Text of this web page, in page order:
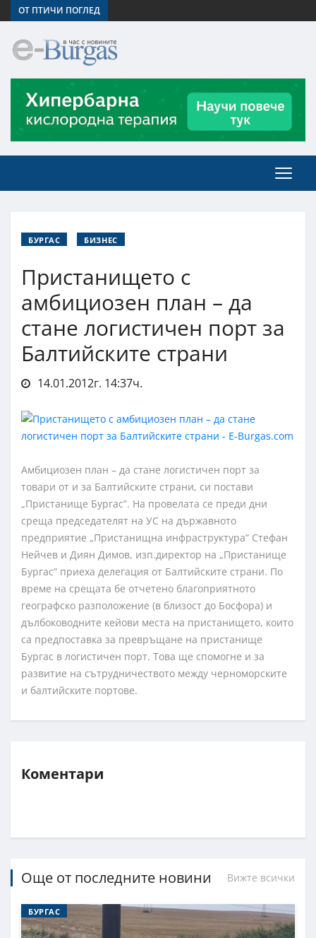
ОТ ПТИЧИ ПОГЛЕД
БУРГАС БИЗНЕС
Пристанището с
амбициозен план – да
стане логистичен порт за
Балтийските страни
14.01.2012г. 14:37ч.
Амбициозен план – да стане логистичен порт за
товари от и за Балтийските страни, си постави
„Пристанище Бургас”. На провелата се преди дни
среща председателят на УС на държавното
предприятие „Пристанищна инфраструктура” Стефан
Нейчев и Диян Димов, изп.директор на „Пристанище
Бургас” приеха делегация от Балтийските страни. По
време на срещата бе отчетено благоприятното
географско разположение (в близост до Босфора) и
дълбоководните кейови места на пристанището, които
са предпоставка за превръщане на пристанище
Бургас в логистичен порт. Това ще спомогне и за
развитие на сътрудничеството между черноморските
и балтийските портове.
Коментари
Още от последните новини Вижте всички
БУРГАС